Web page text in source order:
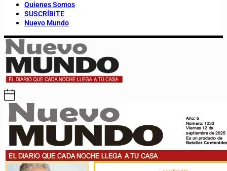
Quienes Somos
SUSCRÍBITE
Nuevo Mundo